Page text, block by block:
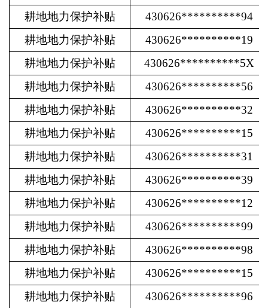
耕地地力保护补贴
430626**********94
耕地地力保护补贴
430626**********19
耕地地力保护补贴
430626**********5X
耕地地力保护补贴
430626**********56
耕地地力保护补贴
430626**********32
耕地地力保护补贴
430626**********15
耕地地力保护补贴
430626**********31
耕地地力保护补贴
430626**********39
耕地地力保护补贴
430626**********12
耕地地力保护补贴
430626**********99
耕地地力保护补贴
430626**********98
耕地地力保护补贴
430626**********15
耕地地力保护补贴
430626**********96